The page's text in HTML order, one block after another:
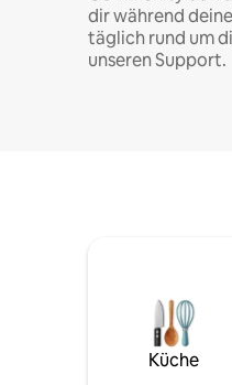
dir während
täglich rund um
unseren Support.
Küche